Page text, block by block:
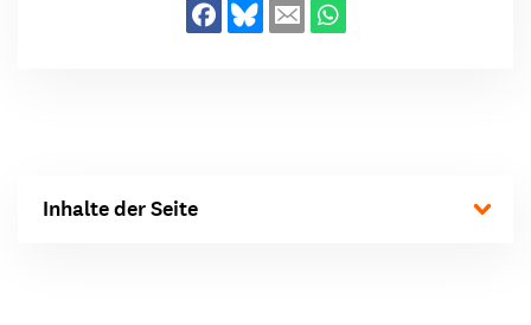
Inhalte der Seite